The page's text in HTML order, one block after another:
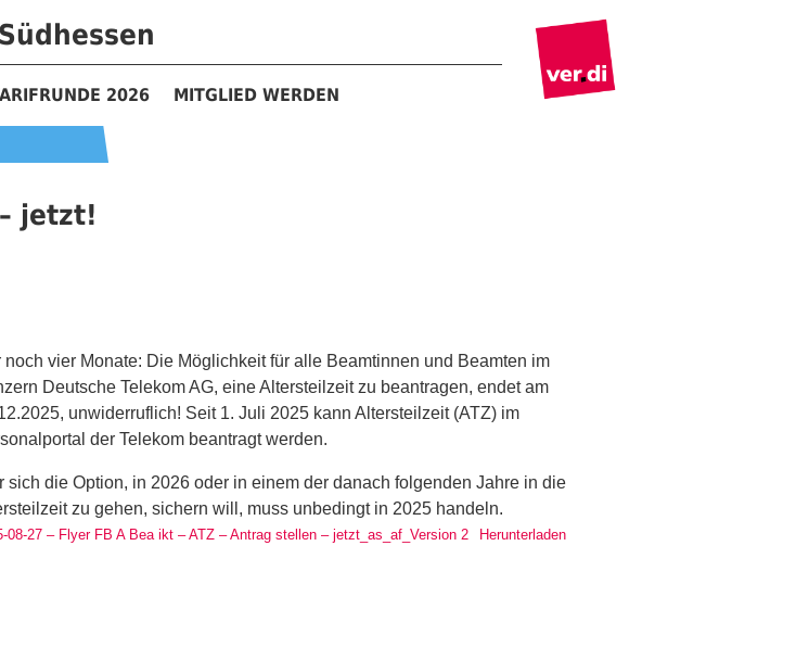
2026 MITGLIED WERDEN
jetzt!
noch vier Monate: Die Möglichkeit für alle Beamtinnen und Beamten im
Deutsche Telekom AG, eine Altersteilzeit zu beantragen, endet am
unwiderruflich! Seit 1. Juli 2025 kann Altersteilzeit (ATZ) im
der Telekom beantragt werden.
sich die Option, in 2026 oder in einem der danach folgenden Jahre in die
zu gehen, sichern will, muss unbedingt in 2025 handeln.
08-27 – Flyer FB A Bea ikt – ATZ – Antrag stellen – jetzt_as_af_Version 2 Herunterladen